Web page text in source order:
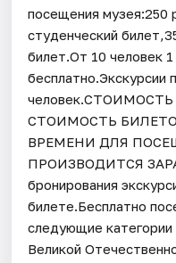
посещения музея:250
студенческий
билет.От 10 человек
бесплатно.Экскурсии
СТОИМОСТЬ
ВРЕМЕНИ ДЛЯ
ПРОИЗВОДИТСЯ
бронирования
билете.Бесплатно
следующие
Великой